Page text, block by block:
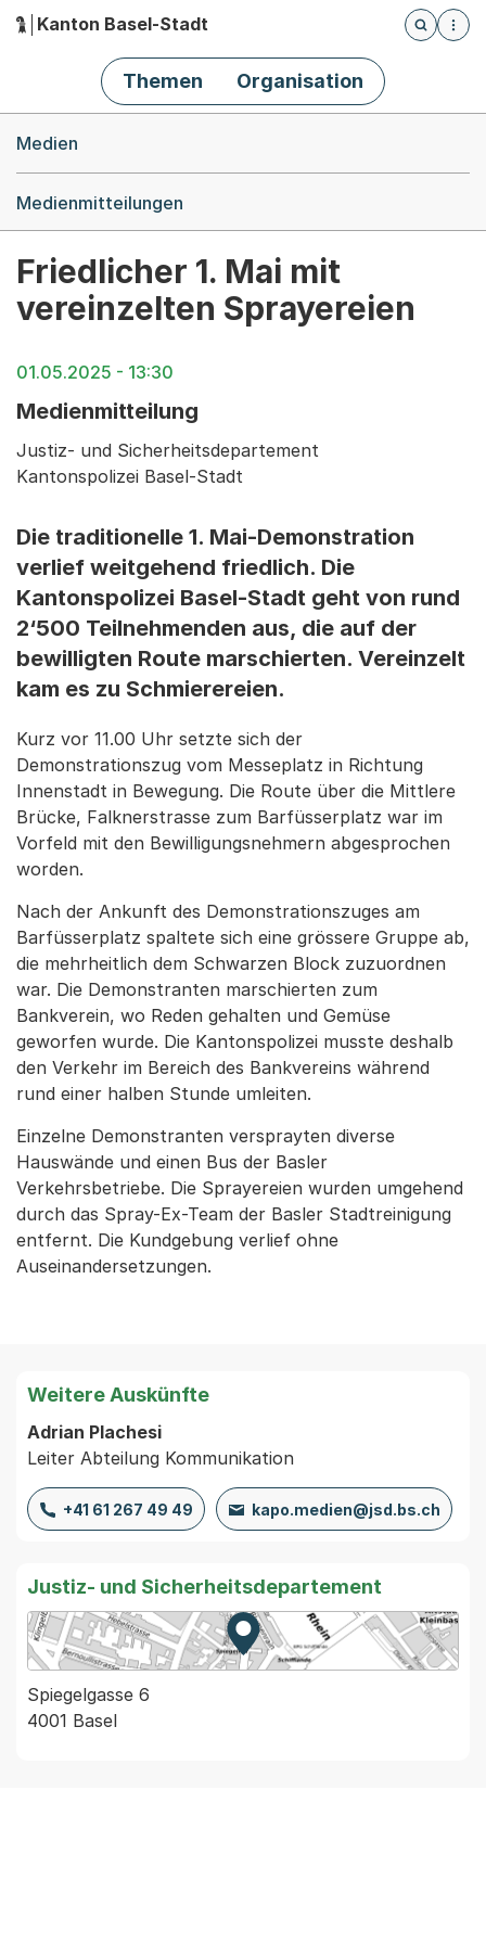
Hauptnavigation
Kanton Basel-Stadt
Öffnet
Themen Organisation
Medien
Medienmitteilungen
Friedlicher 1. Mai mit
vereinzelten Sprayereien
01.05.2025 - 13:30
Medienmitteilung
Justiz- und Sicherheitsdepartement
Kantonspolizei Basel-Stadt
Die traditionelle 1. Mai-Demonstration
verlief weitgehend friedlich. Die
Kantonspolizei Basel-Stadt geht von rund
2‘500 Teilnehmenden aus, die auf der
bewilligten Route marschierten. Vereinzelt
kam es zu Schmierereien.
Kurz vor 11.00 Uhr setzte sich der
Demonstrationszug vom Messeplatz in Richtung
Innenstadt in Bewegung. Die Route über die Mittlere
Brücke, Falknerstrasse zum Barfüsserplatz war im
Vorfeld mit den Bewilligungsnehmern abgesprochen
worden.
Nach der Ankunft des Demonstrationszuges am
Barfüsserplatz spaltete sich eine grössere Gruppe ab,
die mehrheitlich dem Schwarzen Block zuzuordnen
war. Die Demonstranten marschierten zum
Bankverein, wo Reden gehalten und Gemüse
geworfen wurde. Die Kantonspolizei musste deshalb
den Verkehr im Bereich des Bankvereins während
rund einer halben Stunde umleiten.
Einzelne Demonstranten versprayten diverse
Hauswände und einen Bus der Basler
Verkehrsbetriebe. Die Sprayereien wurden umgehend
durch das Spray-Ex-Team der Basler Stadtreinigung
entfernt. Die Kundgebung verlief ohne
Auseinandersetzungen.
Weitere Auskünfte
Adrian Plachesi
Leiter Abteilung Kommunikation
+41 61 267 49 49 kapo.medien@jsd.bs.ch
Justiz- und Sicherheitsdepartement
Zur Karte von MapBS.
Externer Link, wird in einem
Spiegelgasse 6
4001 Basel